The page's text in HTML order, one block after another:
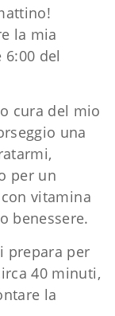
la mia
del
cura del mio
una
per un
vitamina
benessere.
prepara per
40 minuti,
la